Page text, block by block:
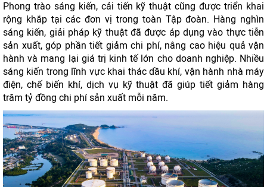
Phong trào sáng kiến, cải tiến kỹ thuật cũng được triển khai
rộng khắp tại các đơn vị trong toàn Tập đoàn. Hàng nghìn
sáng kiến, giải pháp kỹ thuật đã được áp dụng vào thực tiễn
sản xuất, góp phần tiết giảm chi phí, nâng cao hiệu quả vận
hành và mang lại giá trị kinh tế lớn cho doanh nghiệp. Nhiều
sáng kiến trong lĩnh vực khai thác dầu khí, vận hành nhà máy
điện, chế biến khí, dịch vụ kỹ thuật đã giúp tiết giảm hàng
trăm tỷ đồng chi phí sản xuất mỗi năm.